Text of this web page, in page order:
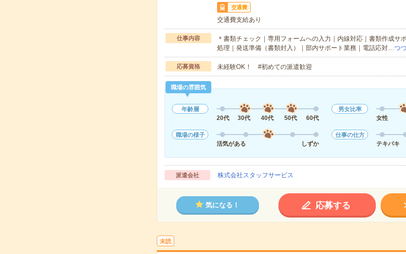
交通費
交通費支給あり
仕事内容
＊書類チェック｜専用フォームへの入力｜内線対応｜書類作成サ
処理｜発送準備（書類封入）｜部内サポート業務｜電話応対…つ
応募資格 未経験OK！ #初めての派遣歓迎
職場の雰囲気
年齢層
20代
30代 40代 50代 60代
男女比率
女性
職場の様子
活気がある
しずか
仕事の仕方
テキパキ
派遣会社 株式会社スタッフサービス
気になる！ 応募する
未読